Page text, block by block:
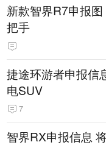
新款智界R7申报
把手
捷途环游者申报信
电SUV
7
智界RX申报信息